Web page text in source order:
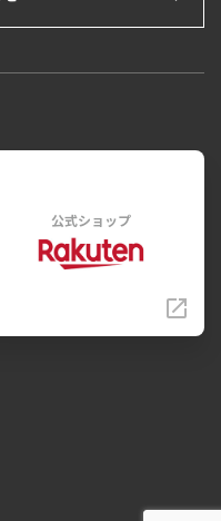
公式ショップ